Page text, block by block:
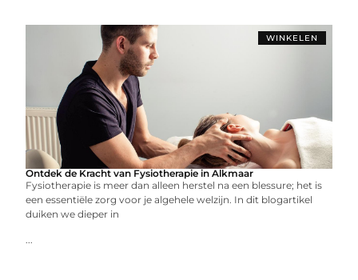
WINKELEN
Ontdek de Kracht van Fysiotherapie in Alkmaar
Fysiotherapie is meer dan alleen herstel na een blessure; het is
een essentiële zorg voor je algehele welzijn. In dit blogartikel
duiken we dieper in
...